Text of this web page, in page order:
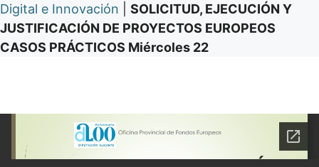
Digital e Innovación
SOLICITUD, EJECUCIÓN Y
JUSTIFICACIÓN DE PROYECTOS EUROPEOS
CASOS PRÁCTICOS Miércoles 22